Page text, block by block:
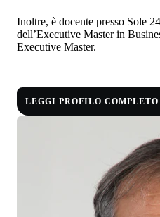
Inoltre, è docente presso Sole
dell’Executive Master in
Executive Master.
LEGGI PROFILO COMPLETO